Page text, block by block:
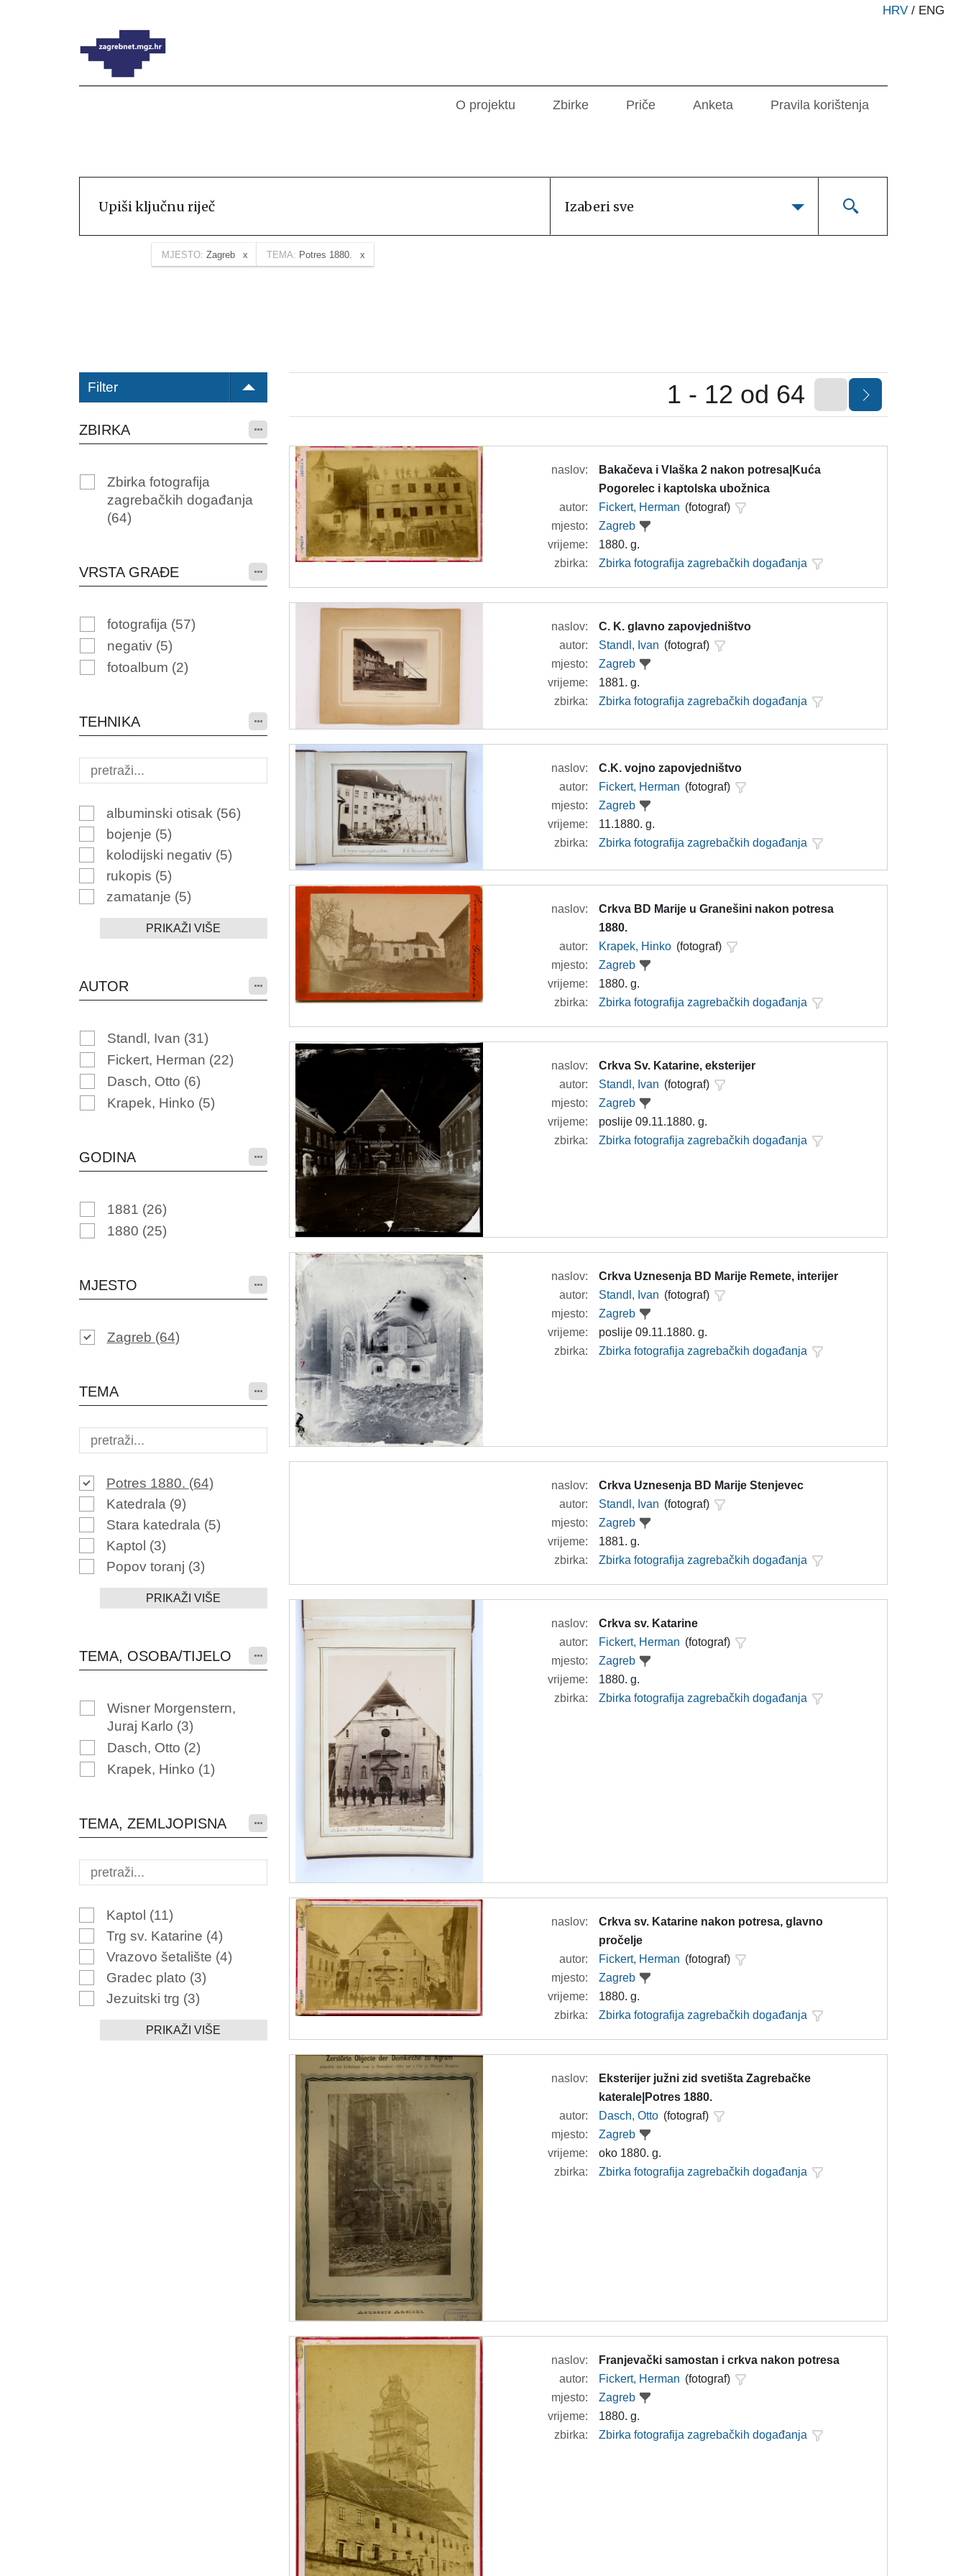
HRV / ENG
O projektu Zbirke Priče Anketa Pravila korištenja
Izaberi sve
MJESTO: Zagreb TEMA: Potres 1880.
Filter
ZBIRKA
Zbirka fotografija
zagrebačkih događanja
(64)
VRSTA GRAĐE
fotografija (57)
negativ (5)
fotoalbum (2)
TEHNIKA
albuminski otisak (56)
bojenje (5)
kolodijski negativ (5)
rukopis (5)
zamatanje (5)
PRIKAŽI VIŠE
AUTOR
Standl, Ivan (31)
Fickert, Herman (22)
Dasch, Otto (6)
Krapek, Hinko (5)
GODINA
1881 (26)
1880 (25)
MJESTO
Zagreb (64)
TEMA
Potres 1880. (64)
Katedrala (9)
Stara katedrala (5)
Kaptol (3)
Popov toranj (3)
PRIKAŽI VIŠE
TEMA, OSOBA/TIJELO
Wisner Morgenstern,
Juraj Karlo (3)
Dasch, Otto (2)
Krapek, Hinko (1)
TEMA, ZEMLJOPISNA
Kaptol (11)
Trg sv. Katarine (4)
Vrazovo šetalište (4)
Gradec plato (3)
Jezuitski trg (3)
PRIKAŽI VIŠE
1 - 12 od 64
naslov:
Bakačeva i Vlaška 2 nakon potresa|Kuća
Pogorelec i kaptolska ubožnica
autor:
Fickert, Herman (fotograf)
mjesto:
Zagreb
vrijeme:
1880. g.
zbirka:
Zbirka fotografija zagrebačkih događanja
naslov:
C. K. glavno zapovjedništvo
autor:
Standl, Ivan (fotograf)
mjesto:
Zagreb
vrijeme:
1881. g.
zbirka:
Zbirka fotografija zagrebačkih događanja
naslov:
C.K. vojno zapovjedništvo
autor:
Fickert, Herman (fotograf)
mjesto:
Zagreb
vrijeme:
11.1880. g.
zbirka:
Zbirka fotografija zagrebačkih događanja
naslov:
Crkva BD Marije u Granešini nakon potresa
1880.
autor:
Krapek, Hinko (fotograf)
mjesto:
Zagreb
vrijeme:
1880. g.
zbirka:
Zbirka fotografija zagrebačkih događanja
naslov:
Crkva Sv. Katarine, eksterijer
autor:
Standl, Ivan (fotograf)
mjesto:
Zagreb
vrijeme:
poslije 09.11.1880. g.
zbirka:
Zbirka fotografija zagrebačkih događanja
naslov:
Crkva Uznesenja BD Marije Remete, interijer
autor:
Standl, Ivan (fotograf)
mjesto:
Zagreb
vrijeme:
poslije 09.11.1880. g.
zbirka:
Zbirka fotografija zagrebačkih događanja
naslov:
Crkva Uznesenja BD Marije Stenjevec
autor:
Standl, Ivan (fotograf)
mjesto:
Zagreb
vrijeme:
1881. g.
zbirka:
Zbirka fotografija zagrebačkih događanja
naslov:
Crkva sv. Katarine
autor:
Fickert, Herman (fotograf)
mjesto:
Zagreb
vrijeme:
1880. g.
zbirka:
Zbirka fotografija zagrebačkih događanja
naslov:
Crkva sv. Katarine nakon potresa, glavno
pročelje
autor:
Fickert, Herman (fotograf)
mjesto:
Zagreb
vrijeme:
1880. g.
zbirka:
Zbirka fotografija zagrebačkih događanja
naslov:
Eksterijer južni zid svetišta Zagrebačke
katerale|Potres 1880.
autor:
Dasch, Otto (fotograf)
mjesto:
Zagreb
vrijeme:
oko 1880. g.
zbirka:
Zbirka fotografija zagrebačkih događanja
naslov:
Franjevački samostan i crkva nakon potresa
autor:
Fickert, Herman (fotograf)
mjesto:
Zagreb
vrijeme:
1880. g.
zbirka:
Zbirka fotografija zagrebačkih događanja